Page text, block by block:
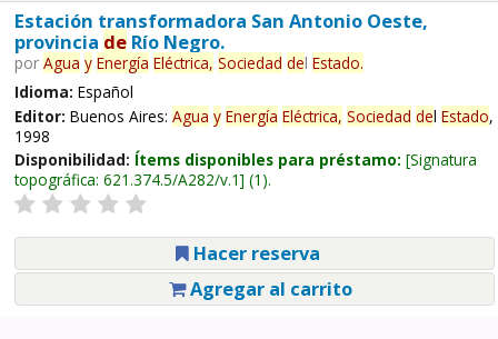
Estación transformadora San Antonio Oeste,
provincia deRío Negro.
por Agua y Energía Eléctrica, Sociedad del Estado.
Idioma: Español
Editor: Buenos Aires: Agua y Energía Eléctrica, Sociedad del Estado,
1998
Disponibilidad: Ítems disponibles para préstamo: Signatura
topográfica: 621.374.5/A282/v.1 (1).
Hacer reserva
Agregar al carrito